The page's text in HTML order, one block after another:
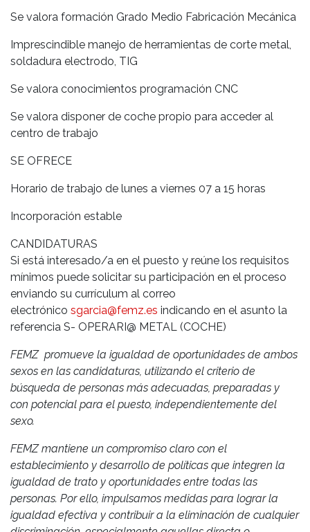
Se valora formación Grado Medio Fabricación Mecánica
Imprescindible manejo de herramientas de corte metal,
soldadura electrodo, TIG
Se valora conocimientos programación CNC
Se valora disponer de coche propio para acceder al
centro de trabajo
SE OFRECE
Horario de trabajo de lunes a viernes 07 a 15 horas
Incorporación estable
CANDIDATURAS
Si está interesado/a en el puesto y reúne los requisitos
mínimos puede solicitar su participación en el proceso
enviando su currículum al correo
electrónico sgarcia@femz.es indicando en el asunto la
referencia S- OPERARI@ METAL (COCHE)
FEMZ promueve la igualdad de oportunidades de ambos
sexos en las candidaturas, utilizando el criterio de
búsqueda de personas más adecuadas, preparadas y
con potencial para el puesto, independientemente del
sexo.
FEMZ mantiene un compromiso claro con el
establecimiento y desarrollo de políticas que integren la
igualdad de trato y oportunidades entre todas las
personas. Por ello, impulsamos medidas para lograr la
igualdad efectiva y contribuir a la eliminación de cualquier